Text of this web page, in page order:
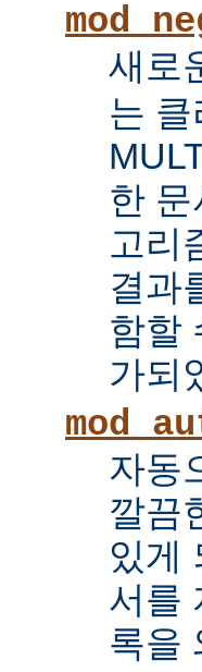
새로
는
한
고리
결과
함할
가되
자동
깔끔
있게
서를
록을